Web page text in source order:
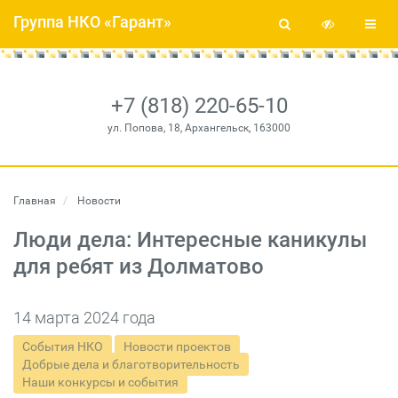
+7 (818) 220-65-10
ул. Попова, 18, Архангельск, 163000
Группа НКО «Гарант»
Главная Новости
Люди дела: Интересные каникулы
для ребят из Долматово
14 марта 2024 года
События НКО
Новости проектов
Добрые дела и благотворительность
Наши конкурсы и события